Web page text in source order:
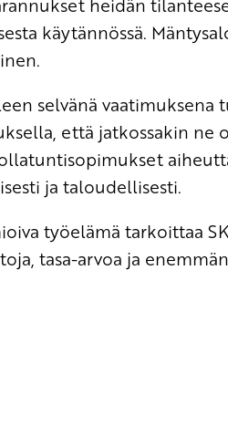
heidän
käytännössä.
selvänä
että jatkossakin ne
ja taloudellisesti.
työelämä tarkoittaa
tasa-arvoa ja